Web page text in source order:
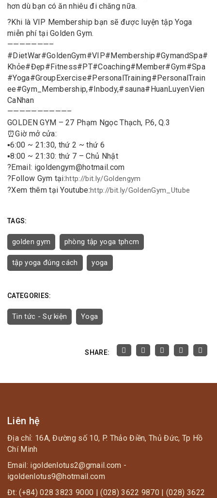
hơn dù bạn có ăn nhiêu đi chăng nữa.
?Khi là VIP Membership bạn sẽ được luyện tập Yoga
miễn phí tại Golden Gym.
———————–
#DietWar#GoldenGym#VIP#Membership#GymandSpa#
Khỏe#Đẹp#Fitness#PT#Coaching#Member#Gym#Spa
#Yoga#GroupExercise#PersonalTraining#PersonalTrain
ee#Gym_Membership,#Inbody,#sauna#HuanLuyenVien
CaNhan
——————————–
GOLDEN GYM – 27 Phạm Ngọc Thạch, P.6, Q.3
⏰Giờ mở cửa:
▪️6:00 ~ 21:30, thứ 2 ~ thứ 6
▪️8:00 ~ 21:30: thứ 7 – Chủ Nhật
?Email: igoldengym@hotmail.com
?Follow Gym tại:http://bit.ly/Goldengym
?Xem thêm tại Youtube:http://bit.ly/GoldenGym_Utube
TAGS:
golden gym phòng tập yoga tphcm
tập yoga đúng cách yoga
CATEGORIES:
Tin tức - Sự kiện Yoga
SHARE:
Liên hệ
Địa chỉ: 16A, Đường số 10, P. Thảo Điền, Thủ Đức, Tp Hồ
Chí Minh
Email: igoldenlotus2@gmail.com -
igoldenlotus9@hotmail.com
Đt: (+84) 028 3823 9000 | (028) 3622 9870 | (028) 3622